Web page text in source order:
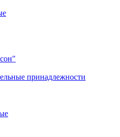
принадлежности